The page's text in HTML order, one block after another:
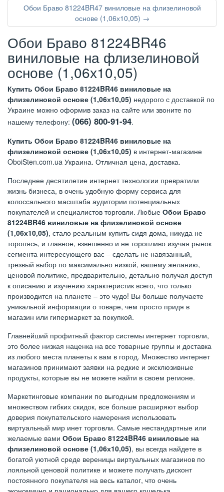
Обои Браво 81224BR47 виниловые на флизелиновой
основе (1,06х10,05) →
Обои Браво 81224BR46
виниловые на флизелиновой
основе (1,06х10,05)
Купить Обои Браво 81224BR46 виниловые на
флизелиновой основе (1,06х10,05) недорого с доставкой по
Украине можно оформив заказ на сайте или звоните по
нашему телефону: (066) 800-91-94.
Купить Обои Браво 81224BR46 виниловые на
флизелиновой основе (1,06х10,05) в интернет-магазине
OboiSten.com.ua Украина. Отличная цена, доставка.
Последнее десятилетие интернет технологии превратили
жизнь бизнеса, в очень удобную форму сервиса для
колоссального масштаба аудитории потенциальных
покупателей и специалистов торговли. Любые Обои Браво
81224BR46 виниловые на флизелиновой основе
(1,06х10,05), стало реальным купить сидя дома, никуда не
торопясь, и главное, взвешенно и не торопливо изучая рынок
сегмента интересующего вас – сделать не навязанный,
трезвый выбор по максимально низкой, вашему желанию,
ценовой политике, предварительно, детально получая доступ
к описанию и изучению характеристик всего, что только
производится на планете – это чудо! Вы больше получаете
уникальной информации о товаре, чем просто придя в
магазин или гипермаркет за покупкой.
Главнейший профитный фактор системы интернет торговли,
это более низкая наценка на все товарные группы и доставка
из любого места планеты к вам в город. Множество интернет
магазинов принимают заявки на редкие и эксклюзивные
продукты, которые вы не можете найти в своем регионе.
Маркетинговые компании по выгодным предложениям и
множеством гибких скидок, все больше расширяют выбор
доверия покупательского намерения использовать
виртуальный мир инет торговли. Самые нестандартные или
желаемые вами Обои Браво 81224BR46 виниловые на
флизелиновой основе (1,06х10,05), вы всегда найдете в
богатой уютной среде вереницы виртуальных магазинов по
лояльной ценовой политике и можете получать дисконт
постоянного покупателя на весь каталог, что очень